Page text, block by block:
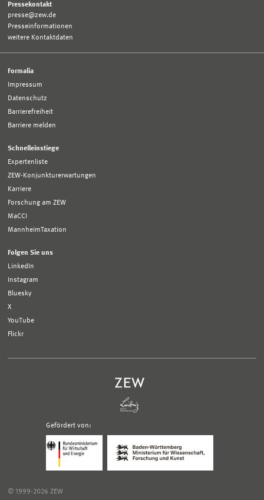
Pressekontakt
presse@zew.de
Presseinformationen
weitere Kontaktdaten
Formalia
Impressum
Datenschutz
Barrierefreiheit
Barriere melden
Schnelleinstiege
Expertenliste
ZEW-Konjunkturerwartungen
Karriere
Forschung am ZEW
MaCCI
MannheimTaxation
Folgen Sie uns
LinkedIn
Instagram
Bluesky
X
YouTube
Flickr
Gefördert von:
Bundesministerium
Wirtschaft
Link
Ministerium
© 1999-2026 ZEW